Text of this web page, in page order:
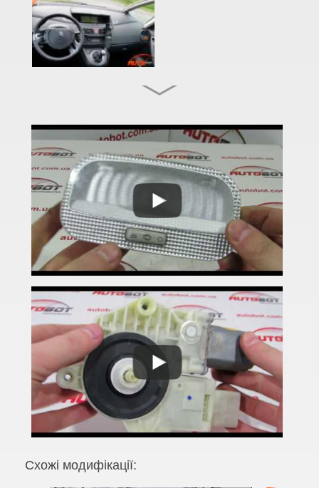
C4 II (B7)
C4 II Picasso (B78)
C4 II Grand Picasso (B78)
C4 Cactus I
C4 Cactus II
C5 I X40 (DC, DE)
C5 I X40 (RC, RE)
C5 II X7 (RD, TD)
C6 (TD)
C8 (EA, EB)
C-Crosser (EP)
C-Elysee II
DS3
DS4
Схожі модифікації: